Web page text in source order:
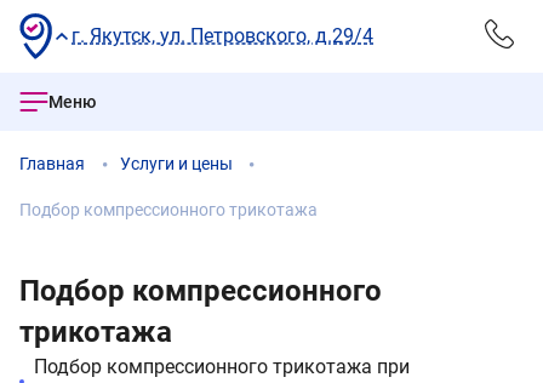
г. Якутск, ул. Петровского, д.29/4
Меню
Главная Услуги и цены
Подбор компрессионного трикотажа
Подбор компрессионного
трикотажа
Подбор компрессионного трикотажа при